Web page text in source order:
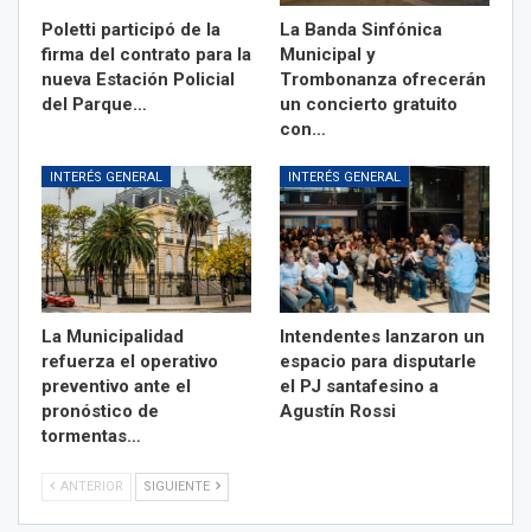
Poletti participó de la
firma del contrato para la
nueva Estación Policial
del Parque…
La Banda Sinfónica
Municipal y
Trombonanza ofrecerán
un concierto gratuito
con…
INTERÉS GENERAL
La Municipalidad
refuerza el operativo
preventivo ante el
pronóstico de
tormentas…
INTERÉS GENERAL
Intendentes lanzaron un
espacio para disputarle
el PJ santafesino a
Agustín Rossi
ANTERIOR SIGUIENTE